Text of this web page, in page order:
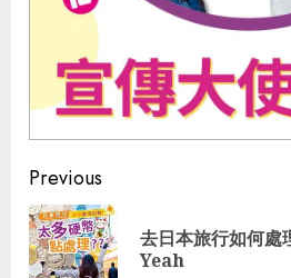
Continue
Reading
Previous
去日本旅行如何
Yeah